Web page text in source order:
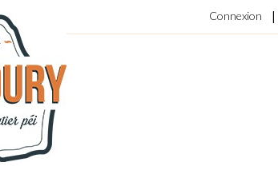
|
Connexion